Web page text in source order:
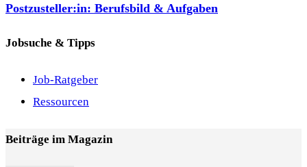
Postzusteller:in: Berufsbild & Aufgaben
Jobsuche & Tipps
Job-Ratgeber
Ressourcen
Beiträge im Magazin